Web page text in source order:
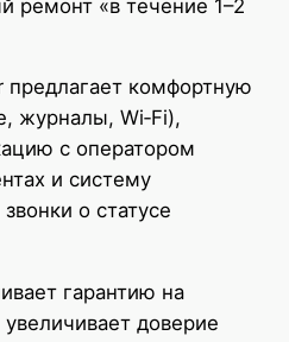
ремонт «в течение 1–2
комфортную
журналы, Wi‑Fi),
с оператором
и систему
о статусе
гарантию на
доверие